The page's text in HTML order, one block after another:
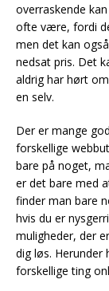
overraskende
ofte være, fordi
men det kan
nedsat pris. Det
aldrig har hørt
en selv.
Der er mange
forskellige
bare på noget,
er det bare med
finder man bare
hvis du er
muligheder, der
dig løs. Herunder
forskellige ting